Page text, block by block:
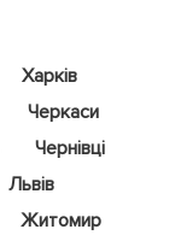
Харків
Черкаси
Чернівці
Львів
Житомир